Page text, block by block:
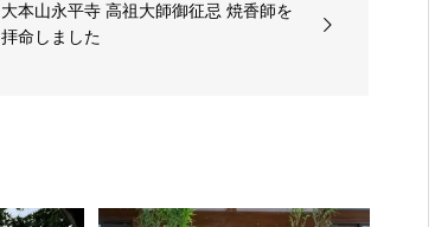
大本山永平寺 高祖大師御征忌 焼香師を
拝命しました